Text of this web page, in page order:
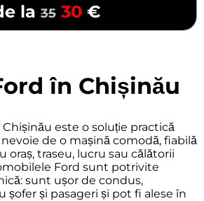
la 35 30 €
în Chișinău
este o soluție practică
de o mașină comodă, fiabilă
oraș, traseu, lucru sau călătorii
Ford sunt potrivite
sunt ușor de condus,
și pasageri și pot fi alese în